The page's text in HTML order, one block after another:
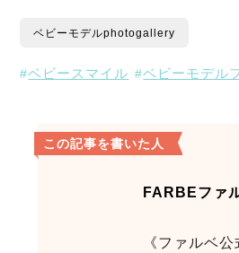
ベビーモデルphotogallery
ベビースマイル ベビーモデル
この記事を書いた人
FARBEファ
《ファルベ